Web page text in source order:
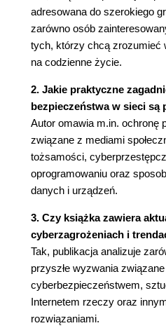
81
Fałszowanie tożsamości
Hakowanie
Oprogramowanie do
Urządzenia mobilne 98
Mobilne finanse 101
Mobilny biznes 103
Mobilne zdrowie - łatwy
Przykłady innych
rozwoju
cyfrowa lokalizacja,
Indeksy
Zagrożenia
Rozdział 3. Dane - złoto
Dane osobowe 119
Big data 120
Przetwarzanie danych
Chmury a prywatność
adresowana do szerokiego
zarówno osób
tych, którzy chcą zrozumieć
na codzienne życie.
2. Jakie praktyczne
bezpieczeństwa w sieci są
Autor omawia m.in. ochronę
związane z mediami
tożsamości,
oprogramowaniu oraz
danych i urządzeń.
3. Czy książka zawiera
cyberzagrożeniach i
Tak, publikacja analizuje
przyszłe wyzwania
cyberbezpieczeństwem,
Internetem rzeczy oraz
rozwiązaniami.